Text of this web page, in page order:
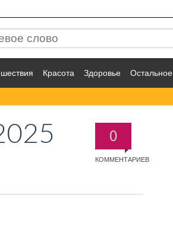
Красота Здоровье Остальное
0
КОММЕНТАРИЕВ